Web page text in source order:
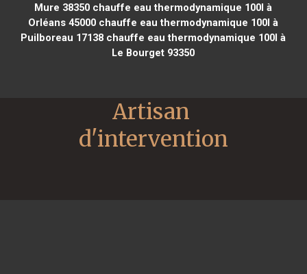
Mure 38350 chauffe eau thermodynamique 100l à
Orléans 45000 chauffe eau thermodynamique 100l à
Puilboreau 17138 chauffe eau thermodynamique 100l à
Le Bourget 93350
Artisan
d'intervention